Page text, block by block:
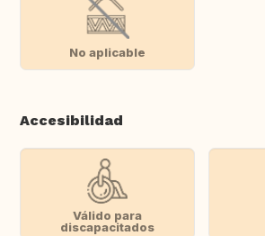
No aplicable
Accesibilidad
Válido para
discapacitados